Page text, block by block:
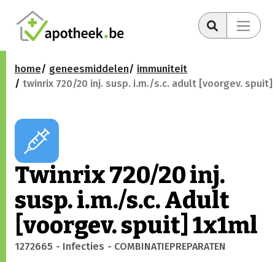
home geneesmiddelen
immuniteit
twinrix 720/20 inj. susp. i.m./s.c. adult [voorgev. spuit]
Twinrix 720/20 inj.
susp. i.m./s.c. Adult
[voorgev. spuit] 1x1ml
1272665 - Infecties - COMBINATIEPREPARATEN